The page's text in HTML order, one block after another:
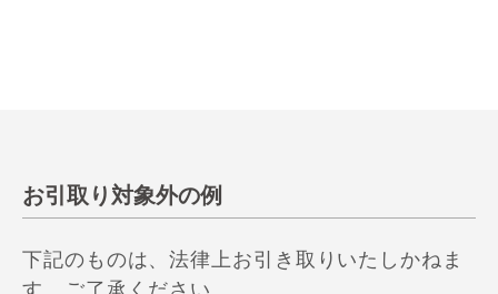
お引取り対象外の例
下記のものは、法律上お引き取りいたしかねま